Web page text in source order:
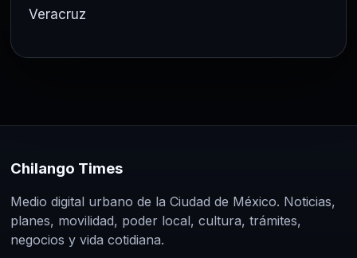
Veracruz
Chilango Times
Medio digital urbano de la Ciudad de México. Noticias,
planes, movilidad, poder local, cultura, trámites,
negocios y vida cotidiana.